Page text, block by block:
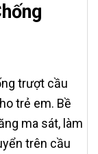
trượt cầu
trẻ em. Bề
ma sát, làm
trên cầu